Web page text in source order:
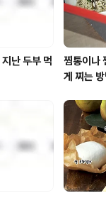
난 두부 먹
찜통이나
게 찌는